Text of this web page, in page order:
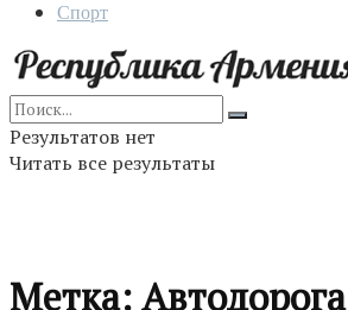
Спорт
Результатов нет
Читать все результаты
Метка: